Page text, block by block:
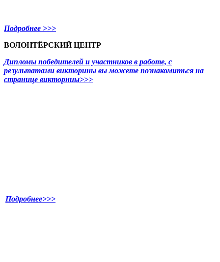
Подробнее >>>
ВОЛОНТЁРСКИЙ ЦЕНТР
Дипломы победителей и участников в работе, с
результатами викторины вы можете познакомиться на
странице викторниы>>>
Подробнее>>>